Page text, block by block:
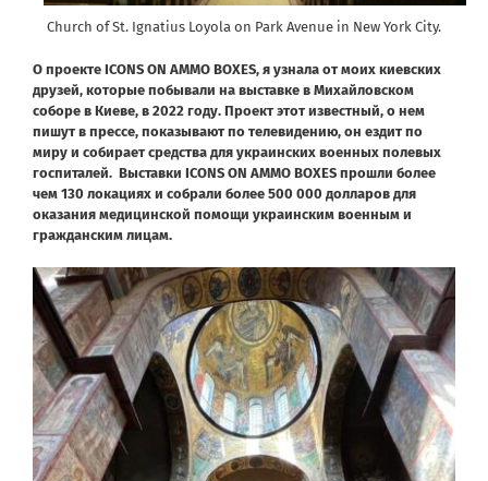
Church of St. Ignatius Loyola on Park Avenue in New York City.
О проекте ICONS ON AMMO BOXES, я узнала от моих киевских
друзей, которые побывали на выставке в Михайловском
соборе в Киеве, в 2022 году. Проект этот известный, о нем
пишут в прессе, показывают по телевидению, он ездит по
миру и собирает средства для украинских военных полевых
госпиталей. Выставки ICONS ON AMMO BOXES прошли более
чем 130 локациях и собрали более 500 000 долларов для
оказания медицинской помощи украинским военным и
гражданским лицам.